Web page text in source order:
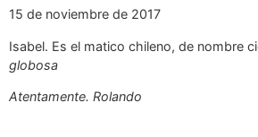
15 de noviembre de 2017
Isabel. Es el matico chileno, de nombre
globosa
Atentamente. Rolando